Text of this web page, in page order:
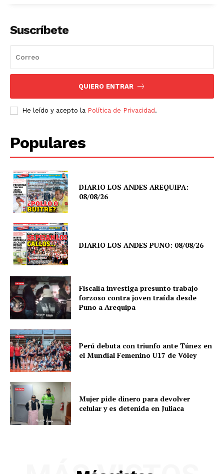
Suscríbete
QUIERO ENTRAR
He leído y acepto la Política de Privacidad.
Populares
DIARIO LOS ANDES AREQUIPA:
08/08/26
DIARIO LOS ANDES PUNO: 08/08/26
Fiscalía investiga presunto trabajo
forzoso contra joven traída desde
Puno a Arequipa
Perú debuta con triunfo ante Túnez en
el Mundial Femenino U17 de Vóley
Mujer pide dinero para devolver
celular y es detenida en Juliaca